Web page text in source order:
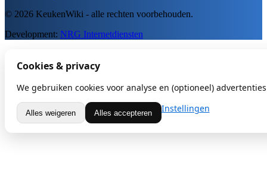
© 2026 KeukenWiki - alle rechten voorbehouden.
Development: NRG Internetdiensten
Cookies & privacy
We gebruiken cookies voor analyse en (optioneel)
Alles weigeren Alles accepteren Instellingen